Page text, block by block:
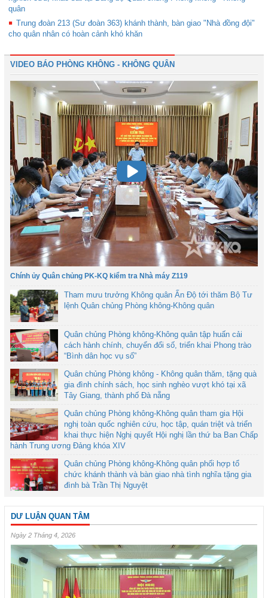
quân
Trung đoàn 213 (Sư đoàn 363) khánh thành, bàn giao "Nhà đồng đội"
cho quân nhân có hoàn cảnh khó khăn
VIDEO BÁO PHÒNG KHÔNG - KHÔNG QUÂN
Chính ủy Quân chủng PK-KQ kiểm tra Nhà máy Z119
Tham mưu trưởng Không quân Ấn Độ tới thăm Bộ Tư
lệnh Quân chủng Phòng không-Không quân
Quân chủng Phòng không-Không quân tập huấn cải
cách hành chính, chuyển đổi số, triển khai Phong trào
“Bình dân học vụ số”
Quân chủng Phòng không - Không quân thăm, tặng quà
gia đình chính sách, học sinh nghèo vượt khó tại xã
Tây Giang, thành phố Đà nẵng
Quân chủng Phòng không-Không quân tham gia Hội
nghị toàn quốc nghiên cứu, học tập, quán triệt và triển
khai thực hiện Nghị quyết Hội nghị lần thứ ba Ban Chấp
hành Trung ương Đảng khóa XIV
Quân chủng Phòng không-Không quân phối hợp tổ
chức khánh thành và bàn giao nhà tình nghĩa tặng gia
đình bà Trần Thị Nguyệt
DƯ LUẬN QUAN TÂM
Ngày 2 Tháng 4, 2026